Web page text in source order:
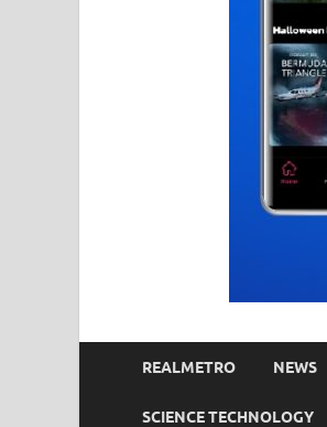
REALMETRO NEWS
SCIENCE TECHNOLOGY